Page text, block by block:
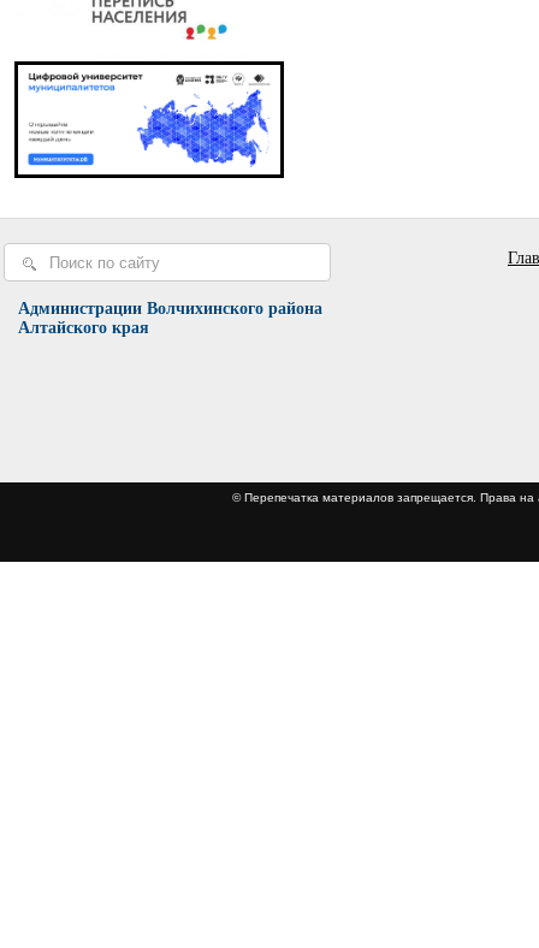
Администрации Волчихинского района
Алтайского края
© Перепечатка материалов запрещается.